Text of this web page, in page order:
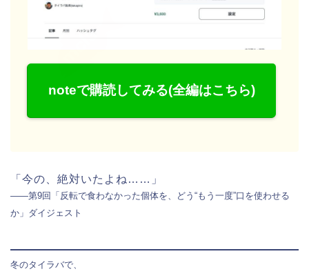
noteで購読してみる(全編はこちら)
「今の、絶対いたよね……」
――第9回「反転で食わなかった個体を、どう“もう一度”口を使わせる
か」ダイジェスト
冬のタイラバで、